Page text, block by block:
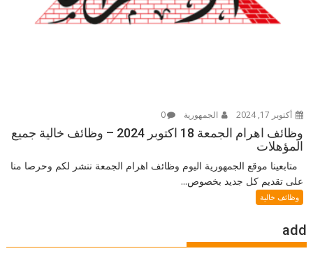
أكتوبر 17, 2024 الجمهورية 0
وظائف اهرام الجمعة 18 اكتوبر 2024 – وظائف خالية جميع
المؤهلات
متابعينا موقع الجمهورية اليوم وظائف اهرام الجمعة ننشر لكم وحرصا منا
على تقديم كل جديد بخصوص...
وظائف خالية
add